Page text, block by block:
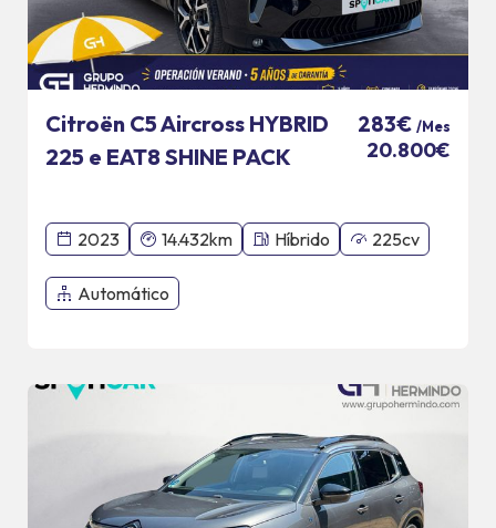
Citroën C5 Aircross HYBRID
225 e EAT8 SHINE PACK
283€ /Mes
20.800€
2023 14.432km Híbrido 225cv
Automático